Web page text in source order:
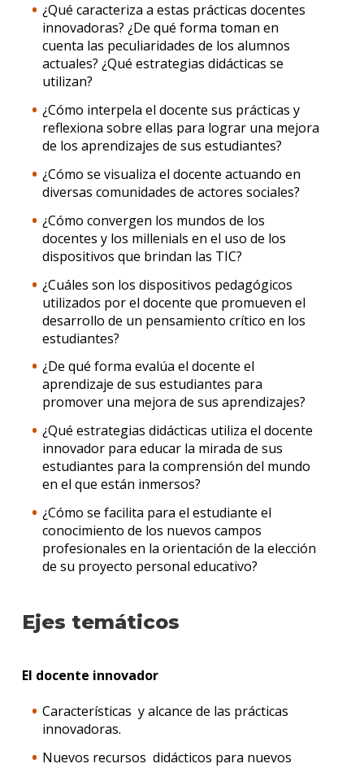
¿Qué caracteriza a estas prácticas docentes
innovadoras? ¿De qué forma toman en
cuenta las peculiaridades de los alumnos
actuales? ¿Qué estrategias didácticas se
utilizan?
¿Cómo interpela el docente sus prácticas y
reflexiona sobre ellas para lograr una mejora
de los aprendizajes de sus estudiantes?
¿Cómo se visualiza el docente actuando en
diversas comunidades de actores sociales?
¿Cómo convergen los mundos de los
docentes y los millenials en el uso de los
dispositivos que brindan las TIC?
¿Cuáles son los dispositivos pedagógicos
utilizados por el docente que promueven el
desarrollo de un pensamiento crítico en los
estudiantes?
¿De qué forma evalúa el docente el
aprendizaje de sus estudiantes para
promover una mejora de sus aprendizajes?
¿Qué estrategias didácticas utiliza el docente
innovador para educar la mirada de sus
estudiantes para la comprensión del mundo
en el que están inmersos?
¿Cómo se facilita para el estudiante el
conocimiento de los nuevos campos
profesionales en la orientación de la elección
de su proyecto personal educativo?
Ejes temáticos
El docente innovador
Características y alcance de las prácticas
innovadoras.
Nuevos recursos didácticos para nuevos